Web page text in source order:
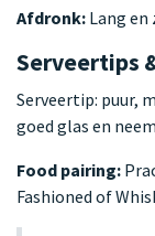
Afdronk: Lang en
Serveertips
Serveertip: puur,
goed glas en
Food pairing:
Fashioned of